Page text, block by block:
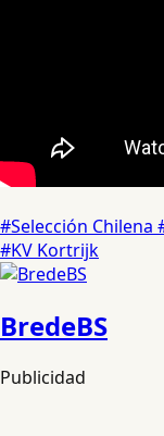
#Selección Chilena
#KV Kortrijk
BredeBS
Publicidad